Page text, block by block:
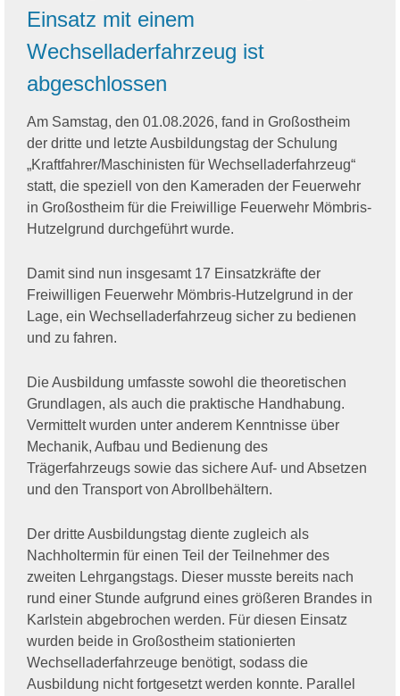
Einsatz mit einem
Wechselladerfahrzeug ist
abgeschlossen
Am Samstag, den 01.08.2026, fand in Großostheim
der dritte und letzte Ausbildungstag der Schulung
„Kraftfahrer/Maschinisten für Wechselladerfahrzeug“
statt, die speziell von den Kameraden der Feuerwehr
in Großostheim für die Freiwillige Feuerwehr Mömbris-
Hutzelgrund durchgeführt wurde.
Damit sind nun insgesamt 17 Einsatzkräfte der
Freiwilligen Feuerwehr Mömbris-Hutzelgrund in der
Lage, ein Wechselladerfahrzeug sicher zu bedienen
und zu fahren.
Die Ausbildung umfasste sowohl die theoretischen
Grundlagen, als auch die praktische Handhabung.
Vermittelt wurden unter anderem Kenntnisse über
Mechanik, Aufbau und Bedienung des
Trägerfahrzeugs sowie das sichere Auf- und Absetzen
und den Transport von Abrollbehältern.
Der dritte Ausbildungstag diente zugleich als
Nachholtermin für einen Teil der Teilnehmer des
zweiten Lehrgangstags. Dieser musste bereits nach
rund einer Stunde aufgrund eines größeren Brandes in
Karlstein abgebrochen werden. Für diesen Einsatz
wurden beide in Großostheim stationierten
Wechselladerfahrzeuge benötigt, sodass die
Ausbildung nicht fortgesetzt werden konnte. Parallel